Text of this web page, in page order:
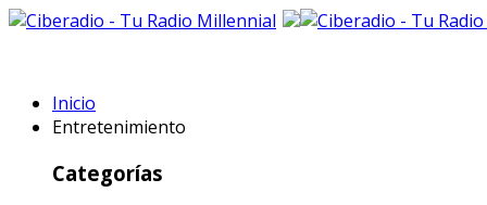
Inicio
Entretenimiento
Categorías